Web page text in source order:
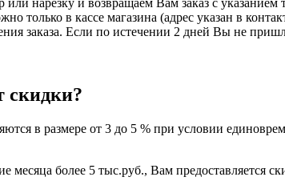
только в кассе магазина (адрес указан в
заказа. Если по истечении 2 дней Вы не
скидки?
в размере от 3 до 5 % при условии
месяца более 5 тыс.руб., Вам предоставляется